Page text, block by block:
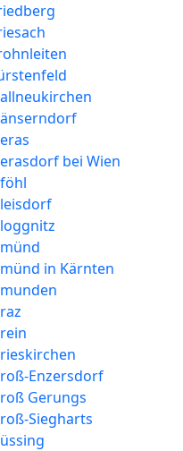
bei Wien
in Kärnten
Enzersdorf
Gerungs
Siegharts